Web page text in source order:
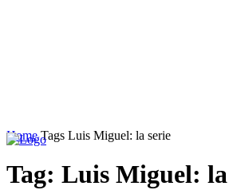
Home Tags Luis Miguel: la serie
Tag: Luis Miguel: